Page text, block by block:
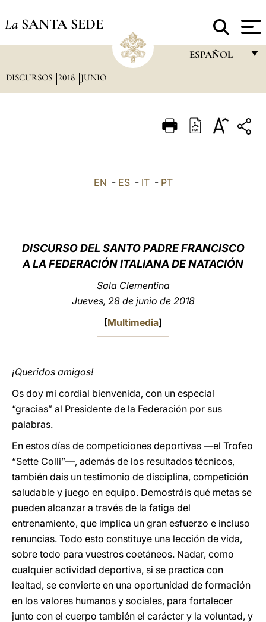
La SANTA SEDE
ESPAÑOL
ITALIANO
中文
DISCURSOS 2018 JUNIO
EN - ES- IT- PT
DISCURSO DEL SANTO PADRE FRANCISCO
A LA FEDERACIÓN ITALIANA DE NATACIÓN
Sala Clementina
Jueves, 28 de junio de 2018
[Multimedia]
¡Queridos amigos!
Os doy mi cordial bienvenida, con un especial
“gracias” al Presidente de la Federación por sus
palabras.
En estos días de competiciones deportivas ―el Trofeo
“Sette Colli”―, además de los resultados técnicos,
también dais un testimonio de disciplina, competición
saludable y juego en equipo. Demostráis qué metas se
pueden alcanzar a través de la fatiga del
entrenamiento, que implica un gran esfuerzo e incluso
renuncias. Todo esto constituye una lección de vida,
sobre todo para vuestros coetáneos. Nadar, como
cualquier actividad deportiva, si se practica con
lealtad, se convierte en una oportunidad de formación
en los valores humanos y sociales, para fortalecer
junto con el cuerpo también el carácter y la voluntad, y